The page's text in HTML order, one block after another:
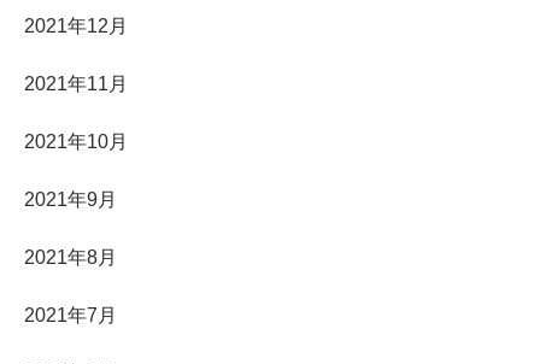
2021年12月
2021年11月
2021年10月
2021年9月
2021年8月
2021年7月